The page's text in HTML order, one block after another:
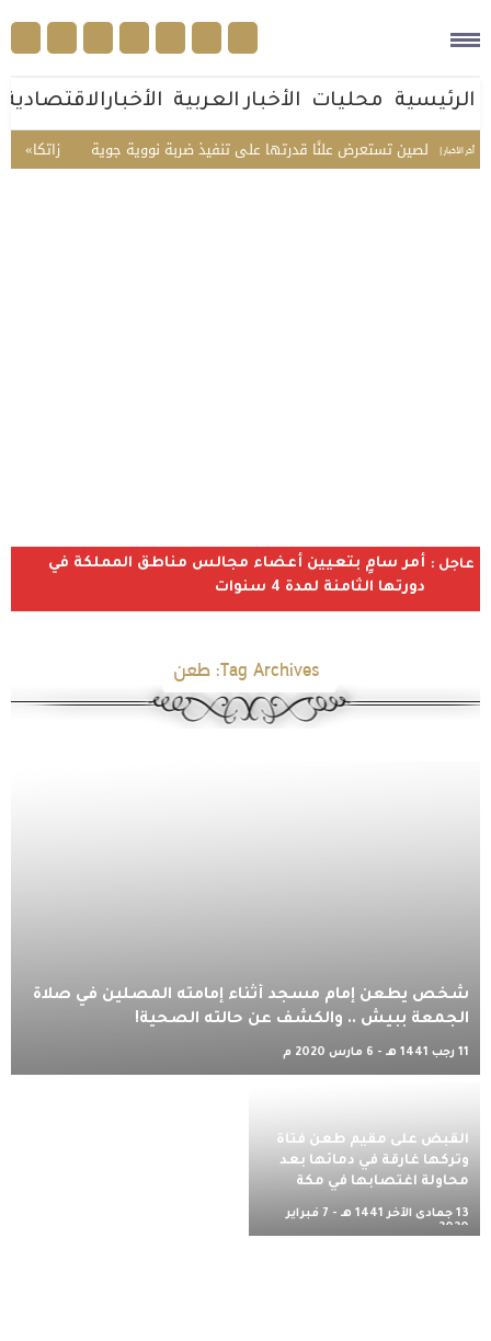
الرئيسية محليات الأخبار العربية الأخبارالاقتصادية
أخر الأخبار | «زاتكا» الصين تستعرض علنًا قدرتها على تنفيذ ضربة نووية جوية
عاجل : أمر سامٍ بتعيين أعضاء مجالس مناطق المملكة في
دورتها الثامنة لمدة 4 سنوات
Tag Archives: طعن
شخص يطعن إمام مسجد أثناء إمامته المصلين في صلاة
الجمعة ببيش .. والكشف عن حالته الصحية!
11 رجب 1441 هـ - 6 مارس 2020 م
القبض على مقيم طعن فتاة
وتركها غارقة في دمائها بعد
محاولة اغتصابها في مكة
13 جمادى الآخر 1441 هـ - 7 فبراير
2020 م